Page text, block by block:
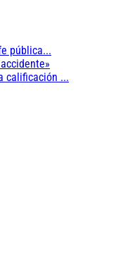
pública...
calificación ...